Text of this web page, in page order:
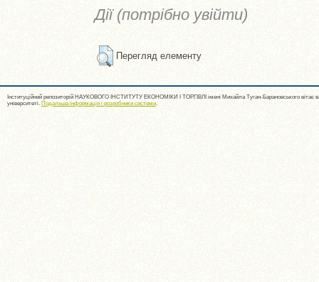
Дії (потрібно увійти)
Перегляд елементу
Інституційний репозиторій НАУКОВОГО ІНСТИТУТУ ЕКОНОМІКИ І ТОРГІВЛІ імені Михайла Туган-Барановського вітає
університеті. Подальша інформація і розробники системи